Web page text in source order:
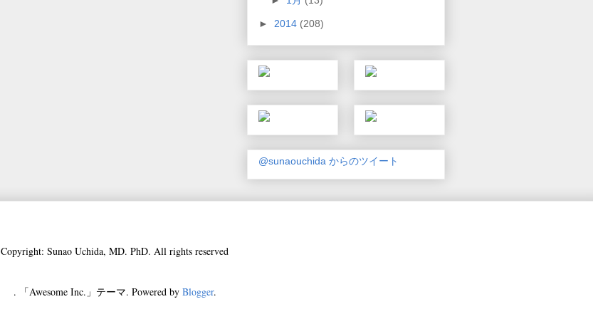
► 2014 (208)
@sunaouchida からのツイート
Copyright: Sunao Uchida, MD. PhD. All rights reserved
. 「Awesome Inc.」テーマ. Powered by Blogger.